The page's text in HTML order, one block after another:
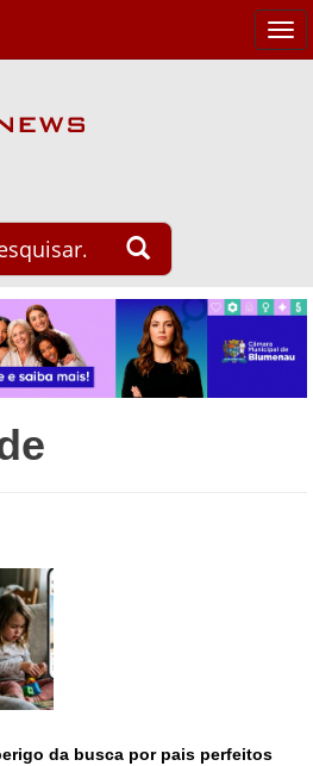
da busca por pais perfeitos